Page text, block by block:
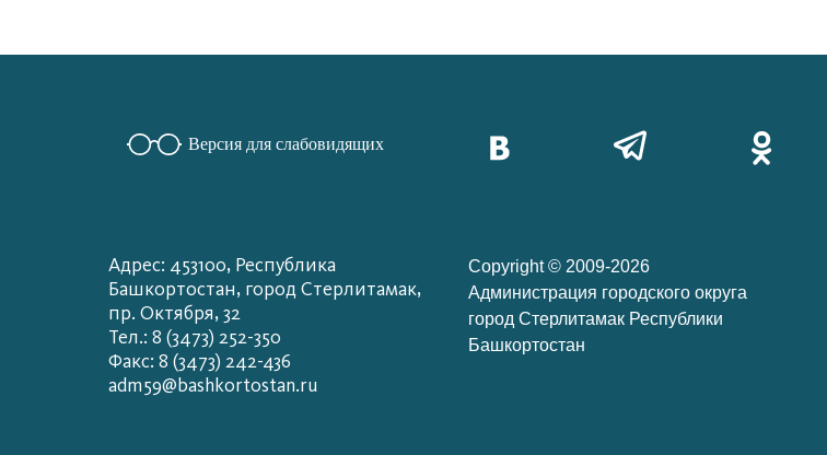
Версия для слабовидящих
Адрес: 453100, Республика
Башкортостан, город Стерлитамак,
пр. Октября, 32
Тел.: 8 (3473) 252-350
Факс: 8 (3473) 242-436
adm59@bashkortostan.ru
Copyright © 2009-2026
Администрация городского округа
город Стерлитамак Республики
Башкортостан